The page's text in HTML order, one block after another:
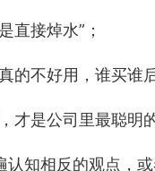
直接焯水”；
的不好用，谁买谁后
是公司里最聪明的
知相反的观点，